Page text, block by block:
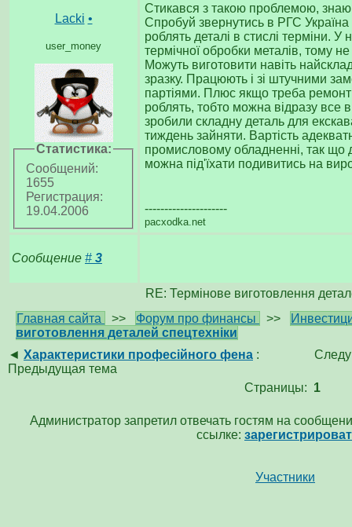
Lacki •
user_money
Статистика:
Сообщений:
1655
Регистрация:
19.04.2006
Стикався з такою проблемою, знаю
Спробуй звернутись в РГС Україна
роблять деталі в стислі терміни. У
термічної обробки металів, тому
Можуть виготовити навіть
зразку. Працюють і зі штучними
партіями. Плюс якщо треба ремонт
роблять, тобто можна відразу все
зробили складну деталь для
тиждень зайняти. Вартість
промисловому обладненні, так що
можна під'їхати подивитись на
---------------------
pacxodka.net
Сообщение # 3
RE: Термінове виготовлення
Главная сайта
>> Форум про финансы >>
виготовлення деталей спецтехніки
◄ Характеристики професійного фена :
Предыдущая тема
Страницы: 1
Администратор запретил отвечать гостям на
ссылке:
Участники